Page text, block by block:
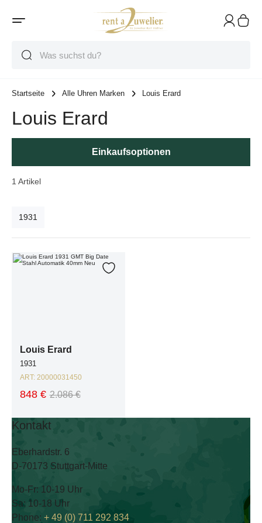
Startseite Alle Uhren Marken Louis Erard
Louis Erard
Einkaufsoptionen
1 Artikel
1931
Louis Erard
1931
Zur Wunschliste hinzufügen
ART: 20000031450
2.086 €
848 €
Louis Erard 1931 GMT Big Date Stahl Automatik 40mm Neu
Kontakt
Eberhardstr. 6
D-70173 Stuttgart-Mitte
Mo-Fr: 10-19 Uhr
Sa: 10-18 Uhr
Phone: + 49 (0) 711 292 834